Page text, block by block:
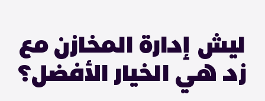
ليش إدارة المخازن مع
زد هي الخيار الأفضل؟